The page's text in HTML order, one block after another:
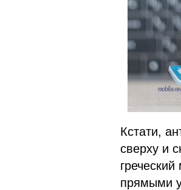
Кстати,
сверху и
прямыми